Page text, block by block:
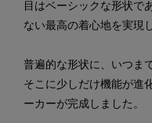
目はベーシックな形状で
ない最高の着心地を実現
普遍的な形状に、いつま
そこに少しだけ機能が進
ーカーが完成しました。